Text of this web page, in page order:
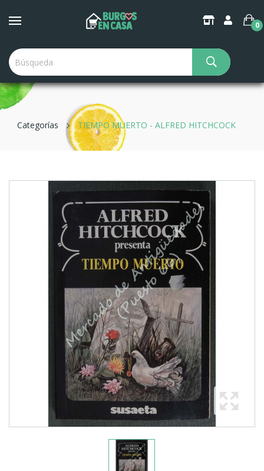
0
Categorías TIEMPO MUERTO - ALFRED HITCHCOCK